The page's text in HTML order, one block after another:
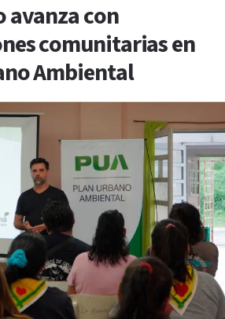
avanza con
comunitarias en
Ambiental